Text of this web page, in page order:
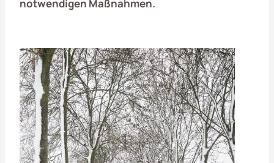
notwendigen Maßnahmen.